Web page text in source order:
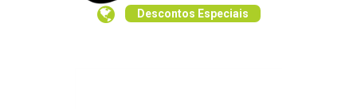
Descontos Especiais